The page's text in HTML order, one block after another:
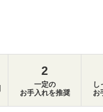
2
一定の
お手入れを推奨
し
お